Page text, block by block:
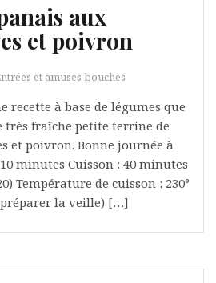
aux
et poivron
et amuses bouches
recette à base de légumes que
très fraîche petite terrine de
et poivron. Bonne journée à
minutes Cuisson : 40 minutes
Température de cuisson : 230°
préparer la veille) […]